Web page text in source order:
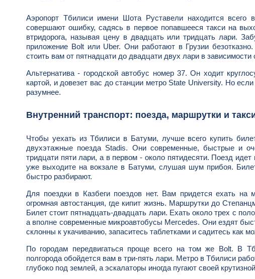
Аэропорт Тбилиси имени Шота Руставели находится всего
совершают ошибку, садясь в первое попавшееся такси на
втридорога, называя цену в двадцать или тридцать лари.
приложение Bolt или Uber. Они работают в Грузии
стоить вам от пятнадцати до двадцати двух лари в
Альтернатива - городской автобус номер 37. Он ходит
картой, и довезет вас до станции метро State University. Но
разумнее.
Внутренний транспорт: поезда, маршрутки и
Чтобы уехать из Тбилиси в Батуми, лучше всего купить
двухэтажные поезда Stadis. Они современные, быстрые и
тридцати пяти лари, а в первом - около пятидесяти. Поезд
уже выходите на вокзале в Батуми, слушая шум прибоя.
быстро разбирают.
Для поездки в Казбеги поездов нет. Вам придется ехать
огромная автостанция, где кипит жизнь. Маршрутки до
Билет стоит пятнадцать-двадцать лари. Ехать около трех с
а вполне современные микроавтобусы Mercedes. Они ездят
склонны к укачиванию, запаситесь таблетками и садитесь как
По городам передвигаться проще всего на том же Bolt. В
полгорода обойдется вам в три-пять лари. Метро в Тбилиси
глубоко под землей, а эскалаторы иногда пугают своей